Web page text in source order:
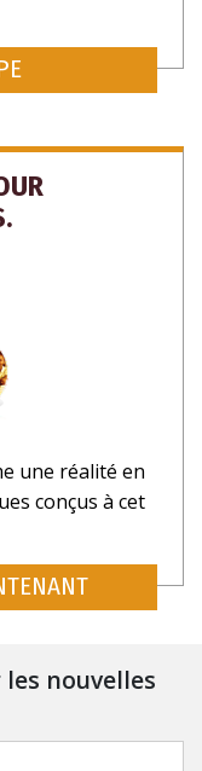
une réalité en
conçus à cet
nouvelles